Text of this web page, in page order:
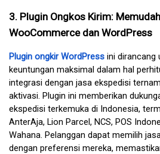
3. Plugin Ongkos Kirim:
WooCommerce dan WordPress
Plugin ongkir WordPress ini dirancang
keuntungan maksimal dalam hal
integrasi dengan jasa ekspedisi
aktivasi. Plugin ini memberikan
ekspedisi terkemuka di Indonesia,
AnterAja, Lion Parcel, NCS, POS
Wahana. Pelanggan dapat memilih
dengan preferensi mereka,